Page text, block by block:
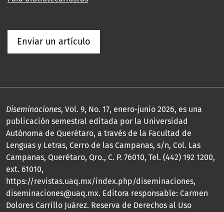
Enviar un artículo
Diseminaciones, Vol. 9, No. 17, enero-junio 2026, es una
publicación semestral editada por la Universidad
Autónoma de Querétaro, a través de la Facultad de
Lenguas y Letras, Cerro de las Campanas, s/n, Col. Las
Campanas, Querétaro, Qro., C. P. 76010, Tel. (442) 192 1200,
ext. 61010,
https://revistas.uaq.mx/index.php/diseminaciones,
diseminaciones@uaq.mx. Editora responsable: Carmen
Dolores Carrillo Juárez. Reserva de Derechos al Uso